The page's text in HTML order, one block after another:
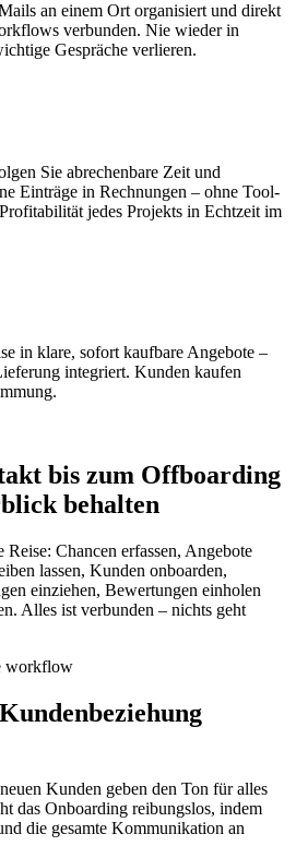
an einem Ort organisiert und direkt
verbunden. Nie wieder in
Gespräche verlieren.
Sie abrechenbare Zeit und
Einträge in Rechnungen – ohne Tool-
jedes Projekts in Echtzeit im
in klare, sofort kaufbare Angebote –
integriert. Kunden kaufen
bis zum Offboarding
behalten
Chancen erfassen, Angebote
lassen, Kunden onboarden,
einziehen, Bewertungen einholen
Alles ist verbunden – nichts geht
Kunden geben den Ton für alles
das Onboarding reibungslos, indem
die gesamte Kommunikation an